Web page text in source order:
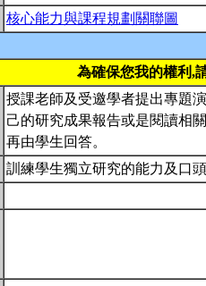
核心能力與課程規劃關聯圖
為確保您我的權利,
授課老師及受邀學者提出專題
己的研究成果報告或是閱讀相
再由學生回答。
訓練學生獨立研究的能力及口